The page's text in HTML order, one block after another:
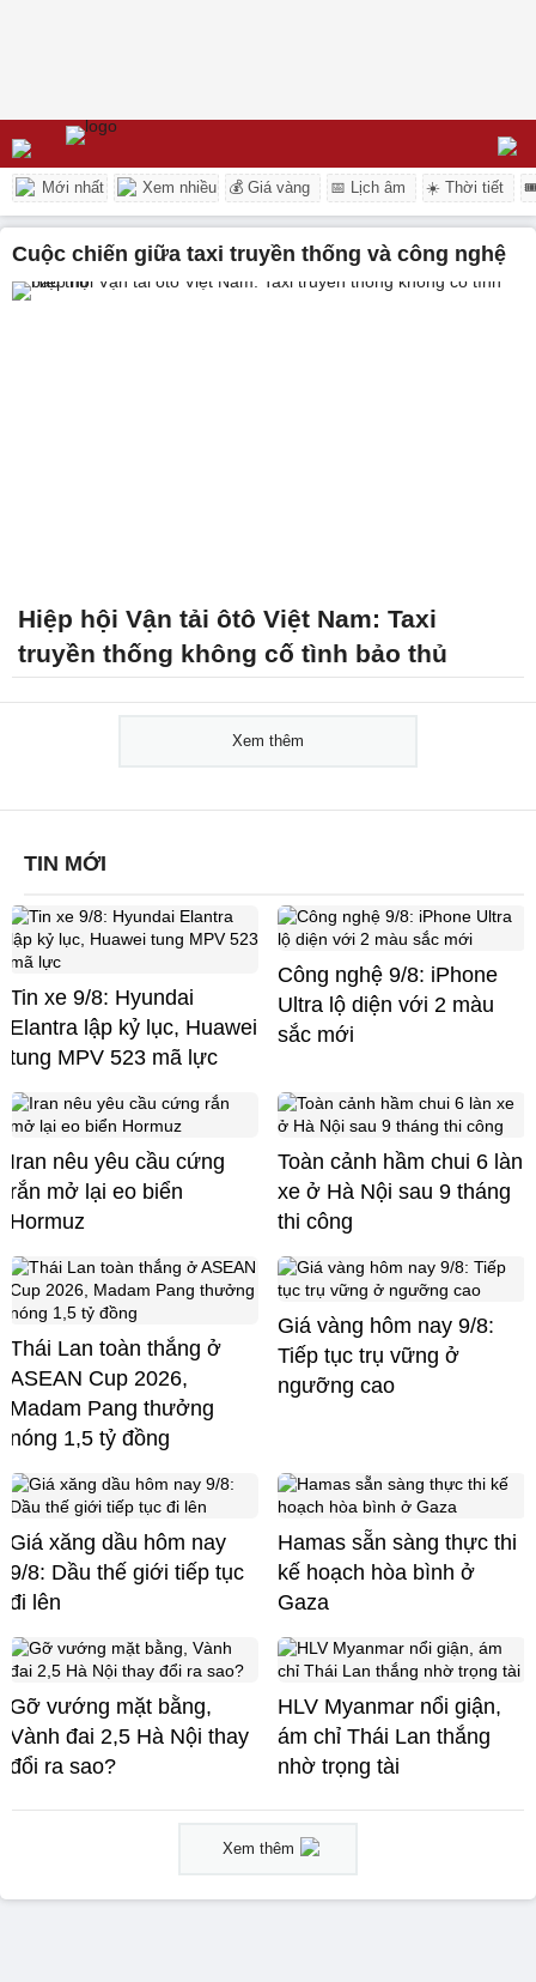
Mới nhất Xem nhiều 💰 Giá vàng 📅 Lịch âm ☀️ Thời tiết
cuộc chiến giữa taxi truyền thống và công nghệ
Hiệp hội Vận tải ôtô Việt Nam: Taxi
truyền thống không cố tình bảo thủ
Xem thêm
TIN MỚI
Tin xe 9/8: Hyundai
Elantra lập kỷ lục, Huawei
tung MPV 523 mã lực
Công nghệ 9/8: iPhone
Ultra lộ diện với 2 màu
sắc mới
Iran nêu yêu cầu cứng
rắn mở lại eo biển
Hormuz
Toàn cảnh hầm chui 6 làn
xe ở Hà Nội sau 9 tháng
thi công
Thái Lan toàn thắng ở
ASEAN Cup 2026,
Madam Pang thưởng
nóng 1,5 tỷ đồng
Giá vàng hôm nay 9/8:
Tiếp tục trụ vững ở
ngưỡng cao
Giá xăng dầu hôm nay
9/8: Dầu thế giới tiếp tục
đi lên
Hamas sẵn sàng thực thi
kế hoạch hòa bình ở
Gaza
Gỡ vướng mặt bằng,
Vành đai 2,5 Hà Nội thay
đổi ra sao?
HLV Myanmar nổi giận,
ám chỉ Thái Lan thắng
nhờ trọng tài
Xem thêm